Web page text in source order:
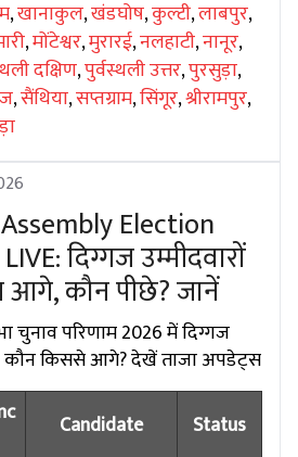
,खानाकुल,खंडघोष,कुल्टी,लाबपुर,
,मोंटेश्वर,मुरारई,नलहाटी,नानूर,
दक्षिण,पुर्वस्थली उत्तर,पुरसुड़ा,
,सैंथिया,सप्तग्राम,सिंगूर,श्रीरामपुर,
Election
दिग्गज उम्मीदवारों
आगे, कौन पीछे? जानें
चुनाव परिणाम 2026 में दिग्गज
कौन किससे आगे? देखें ताजा अपडेट्स
Candidate Status